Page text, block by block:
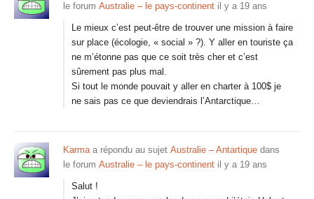
le forum Australie – le pays-continent il y a 19 ans
Le mieux c’est peut-être de trouver une mission à faire
sur place (écologie, « social » ?). Y aller en touriste ça
ne m’étonne pas que ce soit très cher et c’est
sûrement pas plus mal.
Si tout le monde pouvait y aller en charter à 100$ je
ne sais pas ce que deviendrais l’Antarctique…
Karmaa répondu au sujet Australie – Antartique dans
le forum Australie – le pays-continent il y a 19 ans
Salut !